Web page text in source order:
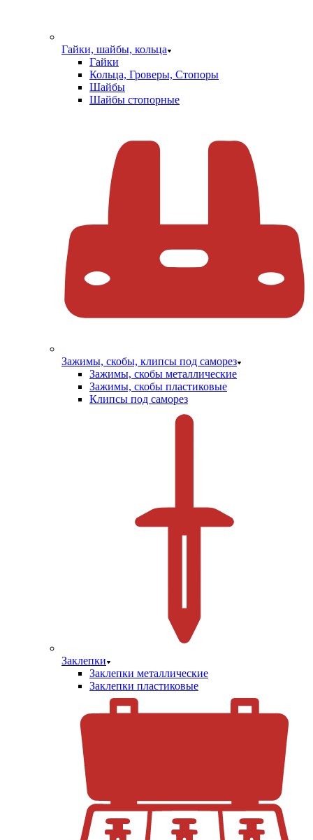
Гайки, шайбы, кольца
Гайки
Кольца, Гроверы, Стопоры
Шайбы
Шайбы стопорные
Зажимы, скобы, клипсы под саморез
Зажимы, скобы металлические
Зажимы, скобы пластиковые
Клипсы под саморез
Заклепки
Заклепки металлические
Заклепки пластиковые